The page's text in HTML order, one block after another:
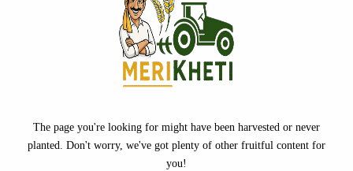
The page you're looking for might have been harvested or never
planted. Don't worry, we've got plenty of other fruitful content for
you!